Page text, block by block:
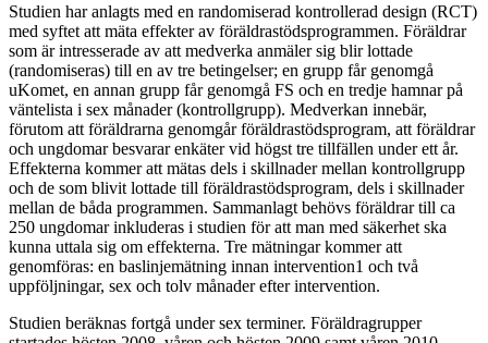
Studien har anlagts med en randomiserad kontrollerad design (RCT)
med syftet att mäta effekter av föräldrastödsprogrammen. Föräldrar
som är intresserade av att medverka anmäler sig blir lottade
(randomiseras) till en av tre betingelser; en grupp får genomgå
uKomet, en annan grupp får genomgå FS och en tredje hamnar på
väntelista i sex månader (kontrollgrupp). Medverkan innebär,
förutom att föräldrarna genomgår föräldrastödsprogram, att föräldrar
och ungdomar besvarar enkäter vid högst tre tillfällen under ett år.
Effekterna kommer att mätas dels i skillnader mellan kontrollgrupp
och de som blivit lottade till föräldrastödsprogram, dels i skillnader
mellan de båda programmen. Sammanlagt behövs föräldrar till ca
250 ungdomar inkluderas i studien för att man med säkerhet ska
kunna uttala sig om effekterna. Tre mätningar kommer att
genomföras: en baslinjemätning innan intervention1 och två
uppföljningar, sex och tolv månader efter intervention.
Studien beräknas fortgå under sex terminer. Föräldragrupper